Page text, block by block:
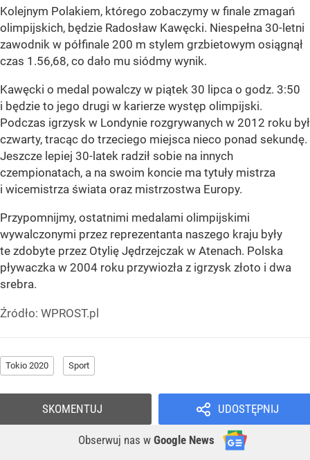
Kolejnym Polakiem, którego zobaczymy w finale zmagań
olimpijskich, będzie Radosław Kawęcki. Niespełna 30-letni
zawodnik w półfinale 200 m stylem grzbietowym osiągnął
czas 1.56,68, co dało mu siódmy wynik.
Kawęcki o medal powalczy w piątek 30 lipca o godz. 3:50
i będzie to jego drugi w karierze występ olimpijski.
Podczas igrzysk w Londynie rozgrywanych w 2012 roku był
czwarty, tracąc do trzeciego miejsca nieco ponad sekundę.
Jeszcze lepiej 30-latek radził sobie na innych
czempionatach, a na swoim koncie ma tytuły mistrza
i wicemistrza świata oraz mistrzostwa Europy.
Przypomnijmy, ostatnimi medalami olimpijskimi
wywalczonymi przez reprezentanta naszego kraju były
te zdobyte przez Otylię Jędrzejczak w Atenach. Polska
pływaczka w 2004 roku przywiozła z igrzysk złoto i dwa
srebra.
Źródło: WPROST.pl
Tokio 2020 Sport
UDOSTĘPNIJ
Obserwuj nas w Google News
SKOMENTUJ